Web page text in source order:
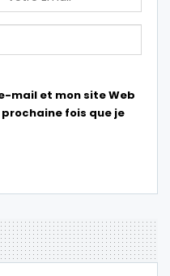
mail et mon site Web
fois que je